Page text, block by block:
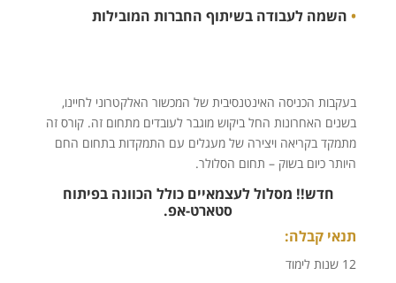
• השמה לעבודה בשיתוף החברות המובילות
בעקבות הכניסה האינטנסיבית של המכשור האלקטרוני לחיינו,
בשנים האחרונות החל ביקוש מוגבר לעובדים מתחום זה. קורס זה
מתמקד בקריאה ויצירה של מעגלים עם התמקדות בתחום החם
היותר כיום בשוק – תחום הסלולר.
חדש!! מסלול לעצמאיים כולל הכוונה בפיתוח
סטארט-אפ.
תנאי קבלה:
12 שנות לימוד